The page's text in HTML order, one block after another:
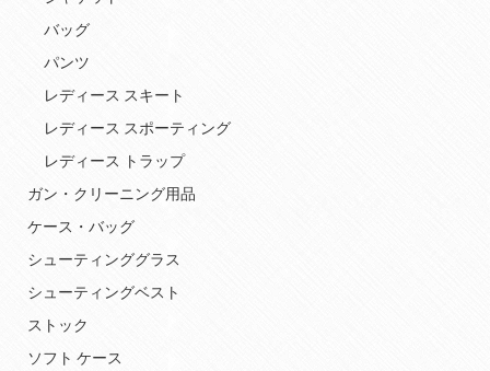
バッグ
パンツ
レディース スキート
レディース スポーティング
レディース トラップ
ガン・クリーニング用品
ケース・バッグ
シューティンググラス
シューティングベスト
ストック
ソフト ケース